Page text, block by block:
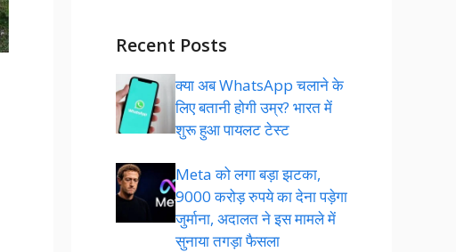
Recent Posts
क्या अब WhatsApp चलाने के
लिए बतानी होगी उम्र? भारत में
शुरू हुआ पायलट टेस्ट
Meta को लगा बड़ा झटका,
9000 करोड़ रुपये का देना पड़ेगा
जुर्माना, अदालत ने इस मामले में
सुनाया तगड़ा फैसला